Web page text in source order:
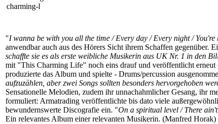
"I wanna be with you all the time / Every day / Every night / You're
anwendbar auch aus des Hörers Sicht ihrem Schaffen
schaffte sie es als erste weibliche Musikerin aus UK Nr. 1 in den
mit "This Charming Life" noch eins drauf und veröffentlicht erneut
produzierte das Album und spielte - Drums/percussion
aufzuzählen, aber zwei Songs sollten besonders hervorgehoben
Sensationelle Melodien, zudem ihr unnachahmlicher Gesang, ihr
formuliert: Armatrading veröffentlichte bis dato viele
bewundernswerte Discografie ein. "On a spiritual level / There
Ein relevantes Album einer relevanten Musikerin. (Manfred Horak)